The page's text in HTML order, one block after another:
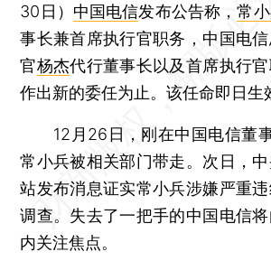
30日） 中国电信发布公告称，常
事长兼首席执行官职务，中国电
官杨杰代行董事长以及首席执行
作出新的委任为止。该任命即日生
12月26日，刚在中国电信董
常小兵被相关部门带走。次日，
站发布消息证实常小兵涉嫌严重
调查。失去了一把手的中国电信
内关注焦点。